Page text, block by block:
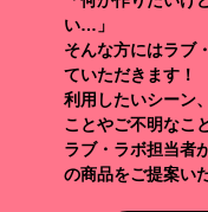
い…」
そんな方にはラブ
ていただきます！
利用したいシーン
ことやご不明なこ
ラブ・ラボ担当者
の商品をご提案い